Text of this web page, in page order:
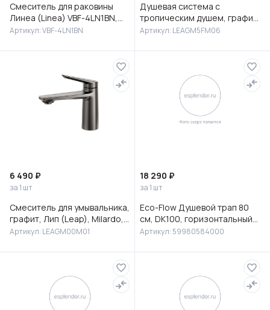
Смеситель для раковины
Линеа (Linea) VBF-4LN1BN,
брашированный никель
Артикул: VBF-4LN1BN
Душевая система с
тропическим душем, графит,
Лип (Leap), Milardo,
Артикул: LEAGM5FM06
6 490 ₽
за 1 шт
Смеситель для умывальника,
графит, Лип (Leap), Milardo,
LEAGM00M01
Артикул: LEAGM00M01
18 290 ₽
за 1 шт
Eco-Flow Душевой трап 80
см, DK100, горизонтальный
сифон 60 мм, матовый
Артикул: 59980584000